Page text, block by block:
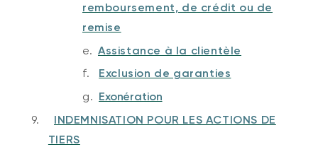
remboursement, de crédit ou de
remise
e. Assistance à la clientèle
f.
Exclusion de garanties
g. Exonération
9.
INDEMNISATION POUR LES ACTIONS DE
TIERS